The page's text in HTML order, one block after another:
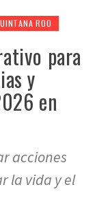
ROO
para
y
en
acciones
la vida y el